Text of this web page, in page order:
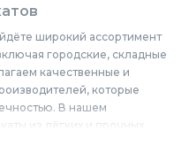
широкий ассортимент
городские, складные
качественные и
которые
В нашем
из лёгких и прочных